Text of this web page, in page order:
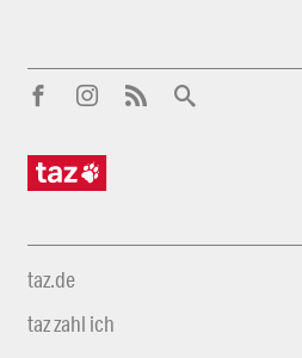
taz.de
taz zahl ich